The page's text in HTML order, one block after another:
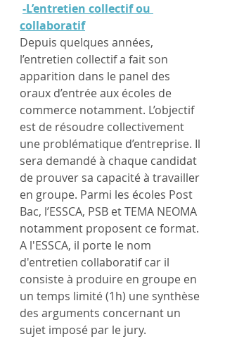
-L’entretien collectif ou
collaboratif
Depuis quelques années,
l’entretien collectif a fait son
apparition dans le panel des
oraux d’entrée aux écoles de
commerce notamment. L’objectif
est de résoudre collectivement
une problématique d’entreprise. Il
sera demandé à chaque candidat
de prouver sa capacité à travailler
en groupe. Parmi les écoles Post
Bac, l’ESSCA, PSB et TEMA NEOMA
notamment proposent ce format.
A l'ESSCA, il porte le nom
d'entretien collaboratif car il
consiste à produire en groupe en
un temps limité (1h) une synthèse
des arguments concernant un
sujet imposé par le jury.